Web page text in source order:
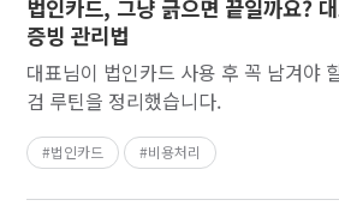
법인카드, 그냥 긁으면 끝일까요?
증빙 관리법
대표님이 법인카드 사용 후 꼭 남겨야
검 루틴을 정리했습니다.
법인카드 비용처리